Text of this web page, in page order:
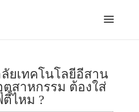
ยเทคโนโลยีอีสาน
ตสาหกรรม ต้องใส่
ตี้ไหม ?